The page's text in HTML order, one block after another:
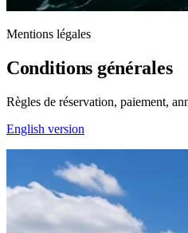
Mentions légales
Conditions générales
Règles de réservation, paiement,
English version